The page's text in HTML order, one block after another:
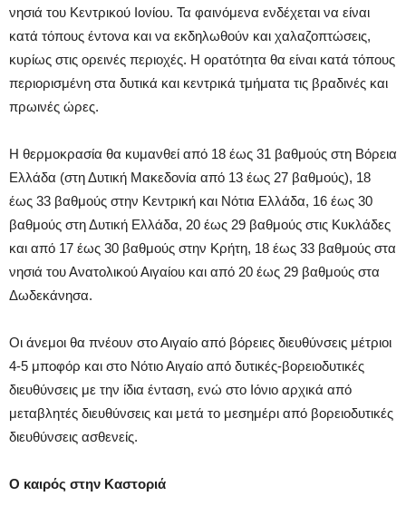
νησιά του Κεντρικού Ιονίου. Τα φαινόμενα ενδέχεται να είναι
κατά τόπους έντονα και να εκδηλωθούν και χαλαζοπτώσεις,
κυρίως στις ορεινές περιοχές. Η ορατότητα θα είναι κατά τόπους
περιορισμένη στα δυτικά και κεντρικά τμήματα τις βραδινές και
πρωινές ώρες.
Η θερμοκρασία θα κυμανθεί από 18 έως 31 βαθμούς στη Βόρεια
Ελλάδα (στη Δυτική Μακεδονία από 13 έως 27 βαθμούς), 18
έως 33 βαθμούς στην Κεντρική και Νότια Ελλάδα, 16 έως 30
βαθμούς στη Δυτική Ελλάδα, 20 έως 29 βαθμούς στις Κυκλάδες
και από 17 έως 30 βαθμούς στην Κρήτη, 18 έως 33 βαθμούς στα
νησιά του Ανατολικού Αιγαίου και από 20 έως 29 βαθμούς στα
Δωδεκάνησα.
Οι άνεμοι θα πνέουν στο Αιγαίο από βόρειες διευθύνσεις μέτριοι
4-5 μποφόρ και στο Νότιο Αιγαίο από δυτικές-βορειοδυτικές
διευθύνσεις με την ίδια ένταση, ενώ στο Ιόνιο αρχικά από
μεταβλητές διευθύνσεις και μετά το μεσημέρι από βορειοδυτικές
διευθύνσεις ασθενείς.
Ο καιρός στην Καστοριά